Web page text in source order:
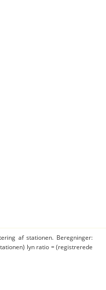
af stationen. Beregninger:
lyn ratio = (registrerede